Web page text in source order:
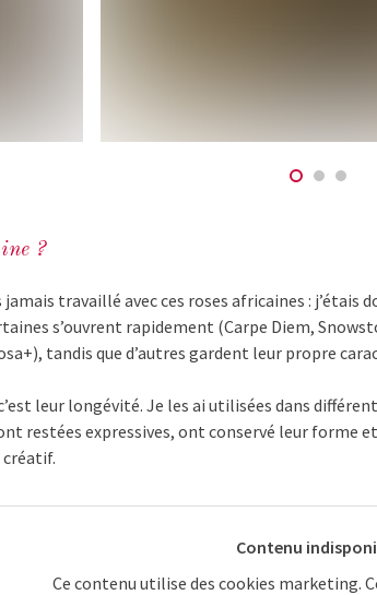
?
travaillé avec ces roses africaines :
s’ouvrent rapidement (Carpe Diem,
tandis que d’autres gardent leur propre
leur longévité. Je les ai utilisées dans
restées expressives, ont conservé leur
créatif.
Contenu
Ce contenu utilise des cookies marketing.